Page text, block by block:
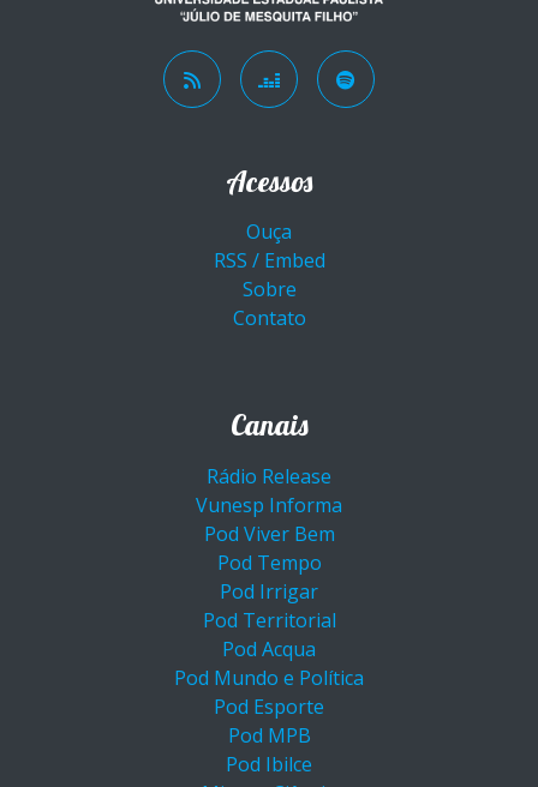
Acessos
Ouça
RSS / Embed
Sobre
Contato
Canais
Rádio Release
Vunesp Informa
Pod Viver Bem
Pod Tempo
Pod Irrigar
Pod Territorial
Pod Acqua
Pod Mundo e Política
Pod Esporte
Pod MPB
Pod Ibilce